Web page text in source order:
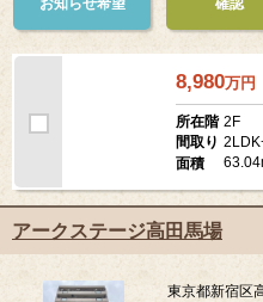
売出し待ち
お知らせ希望
未公開情報
確認
8,980万
所在階
2F
間取り
面積
アークステージ高田馬場